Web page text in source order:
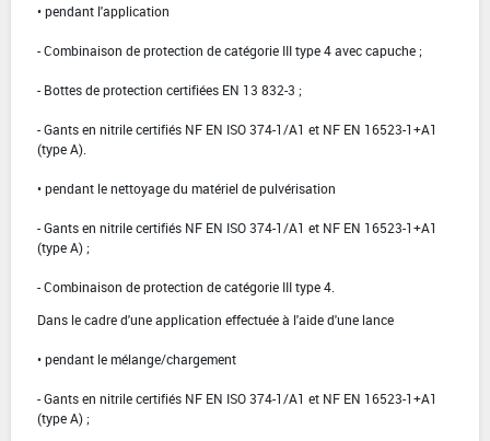
• pendant l'application
- Combinaison de protection de catégorie III type 4 avec capuche ;
- Bottes de protection certifiées EN 13 832-3 ;
- Gants en nitrile certifiés NF EN ISO 374-1/A1 et NF EN 16523-1+A1
(type A).
• pendant le nettoyage du matériel de pulvérisation
- Gants en nitrile certifiés NF EN ISO 374-1/A1 et NF EN 16523-1+A1
(type A) ;
- Combinaison de protection de catégorie III type 4.
Dans le cadre d'une application effectuée à l'aide d'une lance
• pendant le mélange/chargement
- Gants en nitrile certifiés NF EN ISO 374-1/A1 et NF EN 16523-1+A1
(type A) ;